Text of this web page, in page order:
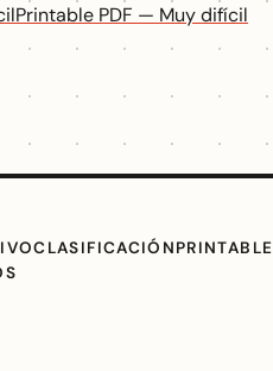
Printable PDF — Muy difícil
CLASIFICACIÓNPRINTABLE